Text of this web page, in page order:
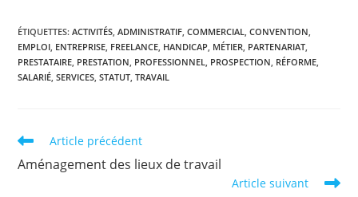
recevoir toutes les
actualités.
Pour
s’abonner à la newsletter
: Saisissez votre adresse
ÉTIQUETTES:ACTIVITÉS, ADMINISTRATIF, COMMERCIAL, CONVENTION,
EMPLOI, ENTREPRISE, FREELANCE, HANDICAP, MÉTIER, PARTENARIAT,
PRESTATAIRE, PRESTATION, PROFESSIONNEL, PROSPECTION, RÉFORME,
SALARIÉ, SERVICES, STATUT, TRAVAIL
Article précédent
Aménagement des lieux de travail
Article suivant